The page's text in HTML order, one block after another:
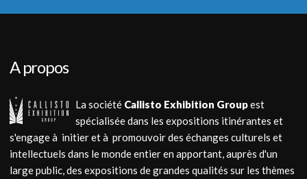
A propos
La société Callisto Exhibition Groupest
spécialisée dans les expositions itinérantes et
s'engage à initier et à promouvoir des échanges culturels et
intellectuels dans le monde entier en apportant, auprès d'un
large public, des expositions de grandes qualités sur les thèmes